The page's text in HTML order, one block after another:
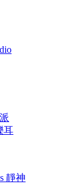
耳
靜神